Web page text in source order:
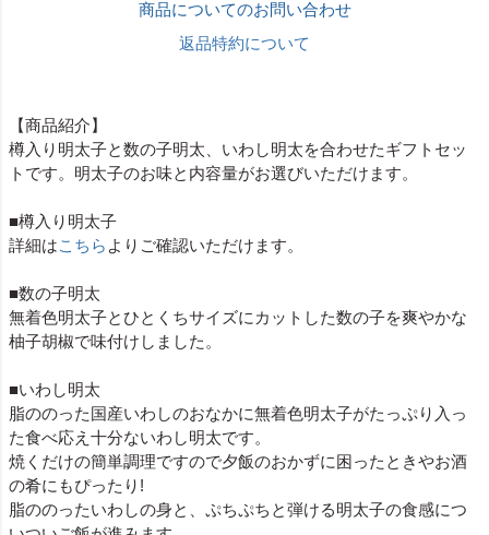
商品についてのお問い合わせ
返品特約について
【商品紹介】
樽入り明太子と数の子明太、いわし明太を合わせたギフトセッ
トです。明太子のお味と内容量がお選びいただけます。
■樽入り明太子
詳細はこちら よりご確認いただけます。
■数の子明太
無着色明太子とひとくちサイズにカットした数の子を爽やかな
柚子胡椒で味付けしました。
■いわし明太
脂ののった国産いわしのおなかに無着色明太子がたっぷり入っ
た食べ応え十分ないわし明太です。
焼くだけの簡単調理ですので夕飯のおかずに困ったときやお酒
の肴にもぴったり!
脂ののったいわしの身と、ぷちぷちと弾ける明太子の食感につ